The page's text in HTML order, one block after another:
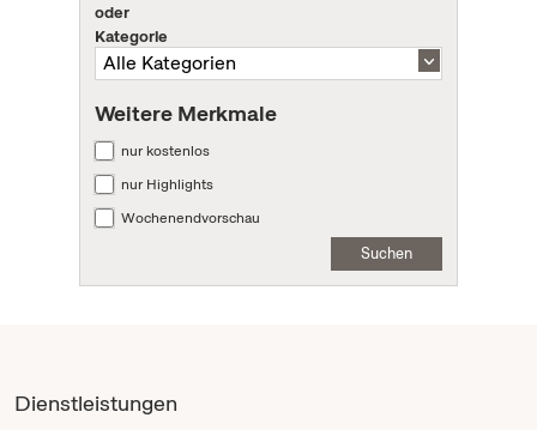
oder
Kategorie
Weitere Merkmale
nur kostenlos
nur Highlights
Wochenendvorschau
Suchen
Dienstleistungen